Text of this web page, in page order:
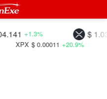
$ 1.03673 -
+1.3%
$ 0.00011 +20.9%